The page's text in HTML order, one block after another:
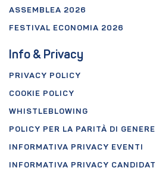
ASSEMBLEA 2026
FESTIVAL ECONOMIA 2026
Info & Privacy
PRIVACY POLICY
COOKIE POLICY
WHISTLEBLOWING
POLICY PER LA PARITÀ DI GENERE
INFORMATIVA PRIVACY EVENTI
INFORMATIVA PRIVACY CANDIDATI